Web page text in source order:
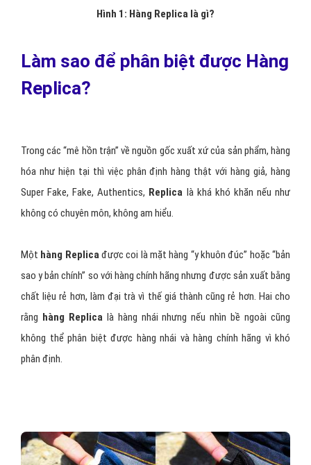
Hình 1: Hàng Replica là gì?
Làm sao để phân biệt được Hàng
Replica?
Trong các “mê hồn trận” về nguồn gốc xuất xứ của sản phẩm, hàng
hóa như hiện tại thì việc phân định hàng thật với hàng giả, hàng
Super Fake, Fake, Authentics, Replica là khá khó khăn nếu như
không có chuyên môn, không am hiểu.
Một hàng Replicađược coi là mặt hàng “y khuôn đúc” hoặc “bản
sao y bản chính” so với hàng chính hãng nhưng được sản xuất bằng
chất liệu rẻ hơn, làm đại trà vì thế giá thành cũng rẻ hơn. Hai cho
rằng hàng Replicalà hàng nhái nhưng nếu nhìn bề ngoài cũng
không thể phân biệt được hàng nhái và hàng chính hãng vì khó
phân định.